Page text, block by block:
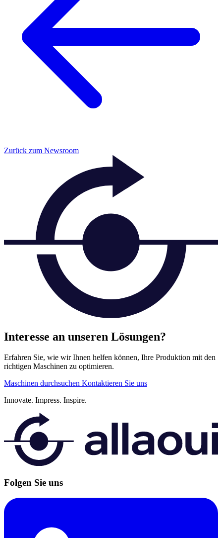
Zurück zum Newsroom
Interesse an unseren Lösungen?
Erfahren Sie, wie wir Ihnen helfen können, Ihre Produktion mit den
richtigen Maschinen zu optimieren.
Maschinen durchsuchen Kontaktieren Sie uns
Innovate. Impress. Inspire.
Folgen Sie uns